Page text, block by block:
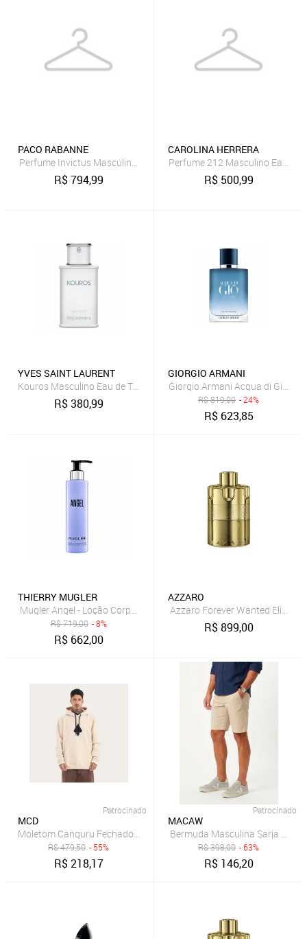
PACO RABANNE
Perfume Invictus Masculino Eau de Toilette 200 ml
R$794,99
CAROLINA HERRERA
Perfume 212 Masculino Eau de
R$ 500,99
YVES SAINT LAURENT
Kouros Masculino Eau de Toilette 100ml
R$380,99
GIORGIO ARMANI
Giorgio Armani Acqua di Giò
R$819,00 - 24%
R$ 623,85
THIERRY MUGLER
Mugler Angel - Loção Corporal 200ml
R$719,00 - 8%
R$ 662,00
AZZARO
Azzaro Forever Wanted Elixir
R$899,00
Patrocinado
MCD
Moletom Canguru Fechado Logo
R$479,50 - 55%
R$218,17
Patrocinado
MACAW
R$398,00 - 63%
R$ 146,20